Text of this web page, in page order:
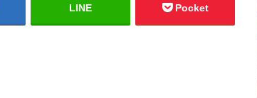
LINE Pocket